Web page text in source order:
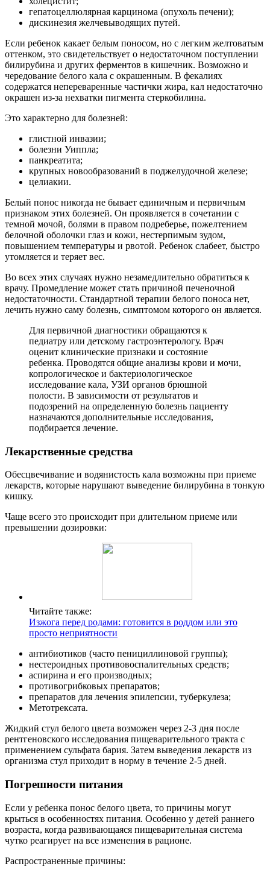
гепатоцеллюлярная карцинома (опухоль печени);
дискинезия желчевыводящих путей.
Если ребенок какает белым поносом, но с легким желтоватым
оттенком, это свидетельствует о недостаточном поступлении
билирубина и других ферментов в кишечник. Возможно и
чередование белого кала с окрашенным. В фекалиях
содержатся непереваренные частички жира, кал недостаточно
окрашен из-за нехватки пигмента стеркобилина.
Это характерно для болезней:
глистной инвазии;
болезни Уиппла;
панкреатита;
крупных новообразований в поджелудочной железе;
целиакии.
Белый понос никогда не бывает единичным и первичным
признаком этих болезней. Он проявляется в сочетании с
темной мочой, болями в правом подреберье, пожелтением
белочной оболочки глаз и кожи, нестерпимым зудом,
повышением температуры и рвотой. Ребенок слабеет, быстро
утомляется и теряет вес.
Во всех этих случаях нужно незамедлительно обратиться к
врачу. Промедление может стать причиной печеночной
недостаточности. Стандартной терапии белого поноса нет,
лечить нужно саму болезнь, симптомом которого он является.
Для первичной диагностики обращаются к
педиатру или детскому гастроэнтерологу. Врач
оценит клинические признаки и состояние
ребенка. Проводятся общие анализы крови и мочи,
копрологическое и бактериологическое
исследование кала, УЗИ органов брюшной
полости. В зависимости от результатов и
подозрений на определенную болезнь пациенту
назначаются дополнительные исследования,
подбирается лечение.
Лекарственные средства
Обесцвечивание и водянистость кала возможны при приеме
лекарств, которые нарушают выведение билирубина в тонкую
кишку.
Чаще всего это происходит при длительном приеме или
превышении дозировки:
Читайте также:
Изжога перед родами: готовится в роддом или это
просто неприятности
антибиотиков (часто пенициллиновой группы);
нестероидных противовоспалительных средств;
аспирина и его производных;
противогрибковых препаратов;
препаратов для лечения эпилепсии, туберкулеза;
Метотрексата.
Жидкий стул белого цвета возможен через 2-3 дня после
рентгеновского исследования пищеварительного тракта с
применением сульфата бария. Затем выведения лекарств из
организма стул приходит в норму в течение 2-5 дней.
Погрешности питания
Если у ребенка понос белого цвета, то причины могут
крыться в особенностях питания. Особенно у детей раннего
возраста, когда развивающаяся пищеварительная система
чутко реагирует на все изменения в рационе.
Распространенные причины: